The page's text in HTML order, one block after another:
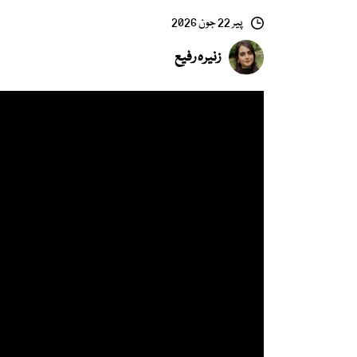
پیر 22 جون 2026
زنیرہ رفیع